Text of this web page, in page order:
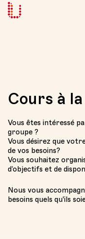
Cours à
Vous êtes intéressé
groupe ?
Vous désirez que
de vos besoins?
Vous souhaitez
d’objectifs et de
Nous vous
besoins quels qu'ils